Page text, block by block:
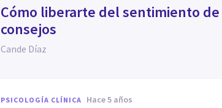
Cómo liberarte del sentimiento
consejos
Cande Díaz
PSICOLOGÍA CLÍNICA hace 5 años